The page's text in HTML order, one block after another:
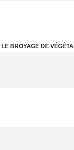
LE BROYAGE DE